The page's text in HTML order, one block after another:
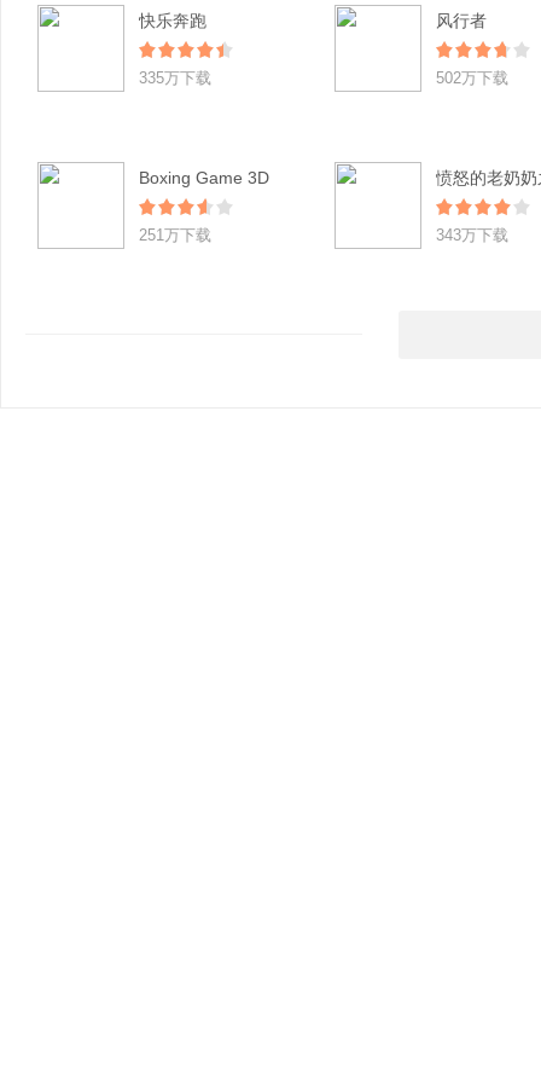
快乐奔跑
335万下载
风行者
502万下载
Boxing Game 3D
251万下载 343万下载